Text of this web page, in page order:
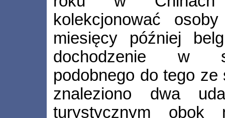
kolekcjonować
miesięcy później
dochodzenie w
podobnego do tego
znaleziono dwa
turystycznym